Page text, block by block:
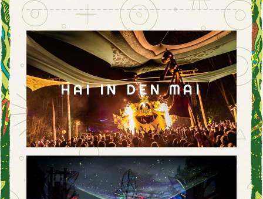
HAI IN DEN MAI